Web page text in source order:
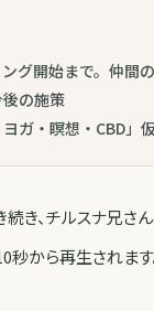
グ開始まで。仲間の
の施策
ヨガ・瞑想・CBD」
き、チルスナ兄さ
から再生されます